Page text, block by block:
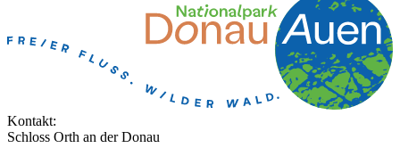
Kontakt:
Schloss Orth an der Donau